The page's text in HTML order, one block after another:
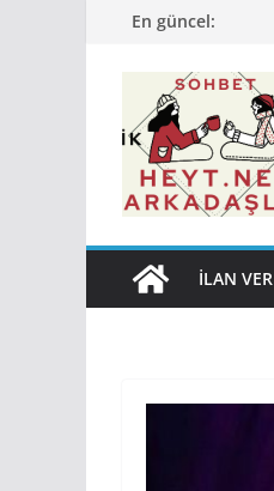
En güncel:
İLAN VER